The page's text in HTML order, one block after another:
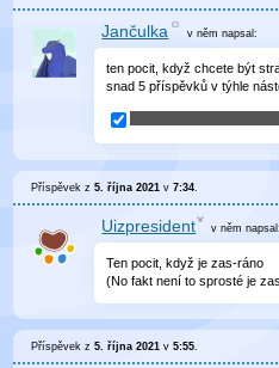
Jančulka v němnapsal:
ten pocit, když chcete být
snad 5 příspěvků v týhle
Příspěvek z5. října 2021 v7:34
Uizpresident v něm napsal:
Ten pocit, když je zas-ráno
(No fakt není to sprosté je
Příspěvek z5. října 2021 v5:55.